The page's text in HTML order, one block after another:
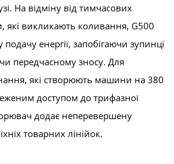
На відміну від тимчасових
які викликають коливання, G500
подачу енергії, запобігаючи зупинці
передчасному зносу. Для
які створюють машини на 380
доступом до трифазної
додає неперевершену
товарних лінійок.